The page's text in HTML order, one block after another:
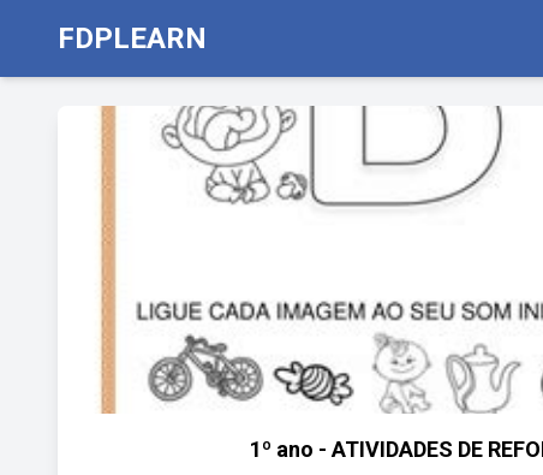
FDPLEARN
1º ano - ATIVIDADES DE